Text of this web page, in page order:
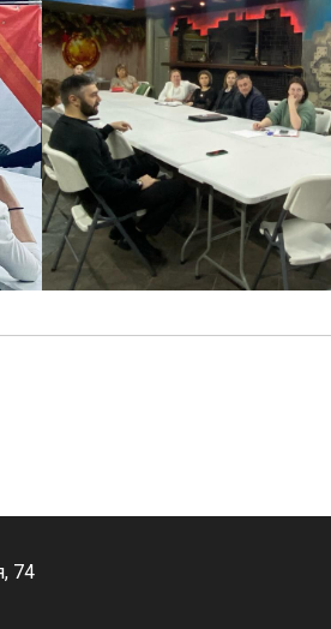
74